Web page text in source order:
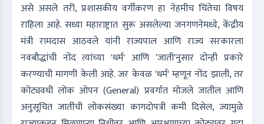
असे असले तरी, प्रशासकीय वर्गीकरण हा नेहमीच चिंतेचा विषय
राहिला आहे. सध्या महाराष्ट्रात सुरू असलेल्या जनगणनेमध्ये, केंद्रीय
मंत्री रामदास आठवले यांनी राज्यपाल आणि राज्य सरकारला
नवबौद्धांची नोंद त्यांच्या 'धर्म' आणि 'जाती'नुसार दोन्ही प्रकारे
करण्याची मागणी केली आहे. जर केवळ 'धर्म' म्हणून नोंद झाली, तर
कोट्यवधी लोक ओपन (General) प्रवर्गात मोजले जातील आणि
अनुसूचित जातींची लोकसंख्या कागदोपत्री कमी दिसेल, ज्यामुळे